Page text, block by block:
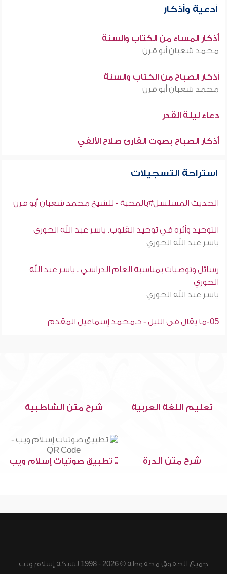
أدعية وأذكار
أذكار المساء من الكتاب والسنة
محمد شعبان أبو قرن
أذكار الصباح من الكتاب والسنة
محمد شعبان أبو قرن
دعاء ليلة القدر
أذكار الصباح بصوت القارئ صلاح الألفي
استراحة التسجيلات
الحديث المسلسل#بالمحبة - للشيخ محمد شعبان أبو قرن
التوحيد وأثره في توحيد القلوب. ياسر عبد الله الحوري
ياسر عبد الله الحوري
رسائل وتوصيات بمناسبة العام الدراسي . ياسر عبد الله
الحوري
ياسر عبد الله الحوري
05-ما يقال فى الليل - د.محمد إسماعيل المقدم
تعليم اللغة العربية شرح متن الشاطبية
شرح متن الدرة تطبيق صوتيات إسلام ويب
جميع الحقوق محفوظة © 2026 - 1998 لشبكة إسلام ويب